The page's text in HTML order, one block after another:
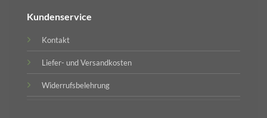
Kundenservice
Kontakt
Liefer- und Versandkosten
Widerrufsbelehrung